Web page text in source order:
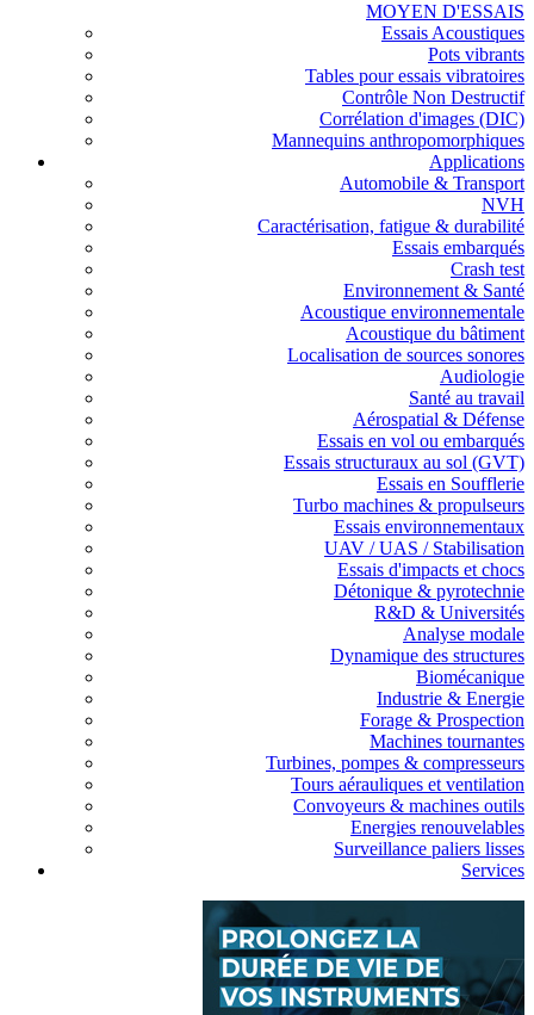
MOYEN D'ESSAIS
Essais Acoustiques
Pots vibrants
Tables pour essais vibratoires
Contrôle Non Destructif
Corrélation d'images (DIC)
Mannequins anthropomorphiques
Applications
Automobile & Transport
NVH
Caractérisation, fatigue & durabilité
Essais embarqués
Crash test
Environnement & Santé
Acoustique environnementale
Acoustique du bâtiment
Localisation de sources sonores
Audiologie
Santé au travail
Aérospatial & Défense
Essais en vol ou embarqués
Essais structuraux au sol (GVT)
Essais en Soufflerie
Turbo machines & propulseurs
Essais environnementaux
UAV / UAS / Stabilisation
Essais d'impacts et chocs
Détonique & pyrotechnie
R&D & Universités
Analyse modale
Dynamique des structures
Biomécanique
Industrie & Energie
Forage & Prospection
Machines tournantes
Turbines, pompes & compresseurs
Tours aérauliques et ventilation
Convoyeurs & machines outils
Energies renouvelables
Surveillance paliers lisses
Services